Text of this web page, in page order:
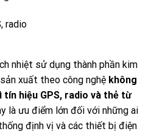
radio
nhiệt sử dụng thành phần kim
xuất theo công nghệ không
tín hiệu GPS, radio và thẻ từ
là ưu điểm lớn đối với những ai
định vị và các thiết bị điện